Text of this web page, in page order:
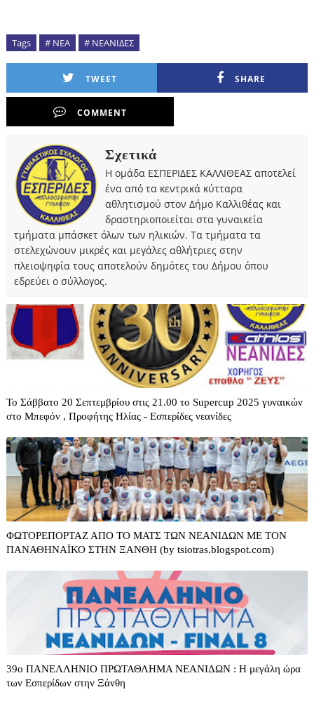
Tags # ΝΕΑ # ΝΕΑΝΙΔΕΣ
TWEET SHARE
COMMENT
Σχετικά
Η ομάδα ΕΣΠΕΡΙΔΕΣ ΚΑΛΛΙΘΕΑΣ αποτελεί
ένα από τα κεντρικά κύτταρα
αθλητισμού στον Δήμο Καλλιθέας και
δραστηριοποιείται στα γυναικεία
τμήματα μπάσκετ όλων των ηλικιών. Τα τμήματα τα
στελεχώνουν μικρές και μεγάλες αθλήτριες στην
πλειοψηφία τους αποτελούν δημότες του Δήμου όπου
εδρεύει ο σύλλογος.
Το Σάββατο 20 Σεπτεμβρίου στις 21.00 το Supercup 2025 γυναικών
στο Μπεφόν , Προφήτης Ηλίας - Εσπερίδες νεανίδες
ΦΩΤΟΡΕΠΟΡΤΑΖ ΑΠΟ ΤΟ ΜΑΤΣ ΤΩΝ ΝΕΑΝΙΔΩΝ ΜΕ ΤΟΝ
ΠΑΝΑΘΗΝΑΪΚΟ ΣΤΗΝ ΞΑΝΘΗ (by tsiotras.blogspot.com)
39o ΠΑΝΕΛΛΗΝΙΟ ΠΡΩΤΑΘΛΗΜΑ ΝΕΑΝΙΔΩΝ : Η μεγάλη ώρα
των Εσπερίδων στην Ξάνθη